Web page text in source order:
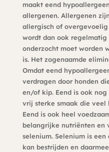
maakt eend
allergenen. Allergenen
allergisch of overgevoelig
wordt dan ook regelmatig
onderzocht moet worden
is. Het zogenaamde
Omdat eend
verdragen door honden
en/of kip. Eend is ook
vrij sterke smaak die veel
Eend is ook heel
belangrijke nutriënten en
selenium. Selenium is
kan bestrijden en